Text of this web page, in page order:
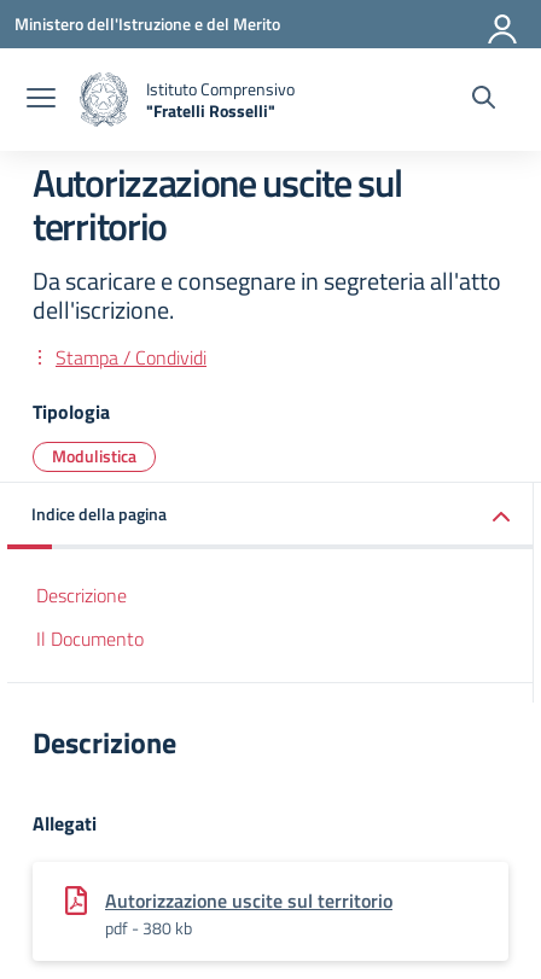
Vai ai contenuti
Vai al menu di navigazione
Vai al footer
Ministero dell'Istruzione e del Merito
Istituto Comprensivo
"Fratelli Rosselli"
Autorizzazione uscite sul
territorio
Da scaricare e consegnare in segreteria all'atto
dell'iscrizione.
Stampa / Condividi
Tipologia
Modulistica
Indice della pagina
Descrizione
Il Documento
Descrizione
Allegati
Autorizzazione uscite sul territorio
pdf - 380 kb